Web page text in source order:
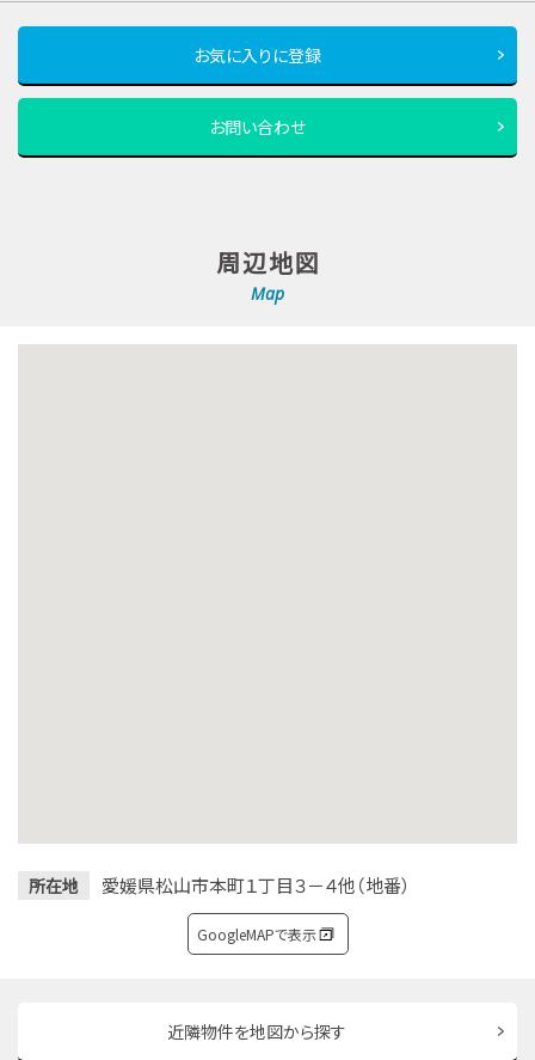
お気に入りに登録
お問い合わせ
周辺地図
Map
所在地 愛媛県松山市本町１丁目３－４他（地番）
GoogleMAPで表示
近隣物件を地図から探す